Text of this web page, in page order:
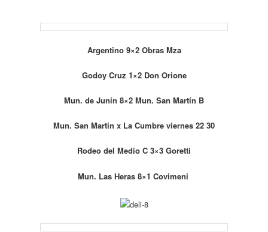
Argentino 9×2 Obras Mza
Godoy Cruz 1×2 Don Orione
Mun. de Junín 8×2 Mun. San Martín B
Mun. San Martín x La Cumbre viernes 22 30
Rodeo del Medio C 3×3 Goretti
Mun. Las Heras 8×1 Covimeni